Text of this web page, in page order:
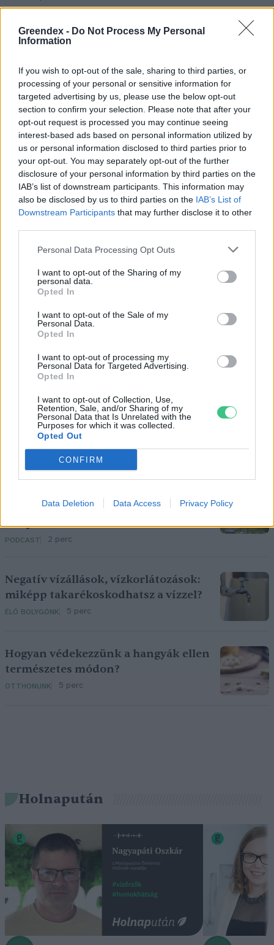
Greendex - Do Not Process My Personal
Information
If you wish to opt-out of the sale, sharing to third parties, or
processing of your personal or sensitive information for
targeted advertising by us, please use the below opt-out
section to confirm your selection. Please note that after your
opt-out request is processed you may continue seeing
interest-based ads based on personal information utilized by
us or personal information disclosed to third parties prior to
your opt-out. You may separately opt-out of the further
disclosure of your personal information by third parties on the
IAB’s list of downstream participants. This information may
also be disclosed by us to third parties on the IAB’s List of
Downstream Participants that may further disclose it to other
Personal Data Processing Opt Outs
I want to opt-out of the Sharing of my
personal data.
Opted In
I want to opt-out of the Sale of my
Personal Data.
Opted In
I want to opt-out of processing my
Personal Data for Targeted Advertising.
Opted In
I want to opt-out of Collection, Use,
Retention, Sale, and/or Sharing of my
Personal Data that Is Unrelated with the
Purposes for which it was collected.
Opted Out
CONFIRM
Data Deletion Data Access Privacy Policy
Androidra és iOSra is elérhető, ingyenes
alkalmazás.
Természeti kincseink védelme és fenntartása a
Planet Budapest 2023fenntarthatósági
rendezvény egyik kiemelt témája volt. A
Planetkiállítás 18 szigetből álló tárlata több
mint 6500 négyzetméteren kapott helyet, és
különleges vizuális megoldásokkal tette
kézzelfoghatóvá a fenntarthatósági és
környezetvédelmi kihívásokat, melyekkel az
élővilággal együtt szembe kell néznünk.
Börzsey Barbara
A szerző további cikkei
kellene alakítanunk a
településeinket – Podcast
PODCAST 2 perc
Negatív vízállások, vízkorlátozások:
miképp takarékoskodhatsz a vízzel?
ÉLŐ BOLYGÓNK 5 perc
Hogyan védekezzünk a hangyák ellen
természetes módon?
OTTHONUNK 5 perc
Holnapután